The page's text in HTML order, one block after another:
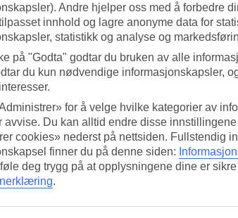
Andre hjelper oss med å forbedre
innhold og lagre anonyme data for
statistikk og analyse og
på "Godta" godtar du bruken av alle
du kun nødvendige informasjonskapsler,
for å velge hvilke kategorier av
avvise. Du kan alltid endre disse
cookies» nederst på nettsiden. Fullstendig
finner du på denne siden:
deg trygg på at opplysningene dine er
.